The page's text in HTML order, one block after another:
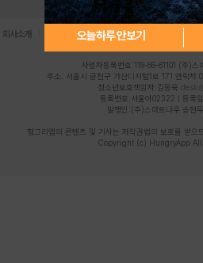
오늘하루 안보기
회사소개 | 개인정보 처리방침
사업자등록번호:119-86-61101 (주)스
주소: 서울시 금천구 가산디지털1로 171 연락
청소년보호책임자:김동욱
등록번호:서울아02322 | 등록
발행인:(주)스마트나우 송현
헝그리앱의 콘텐츠 및 기사는 저작권법의 보호를 받으
Copyright (c) HungryApp All